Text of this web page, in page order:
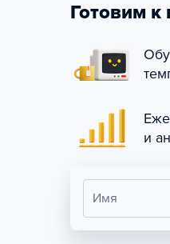
Готовим
и
Имя